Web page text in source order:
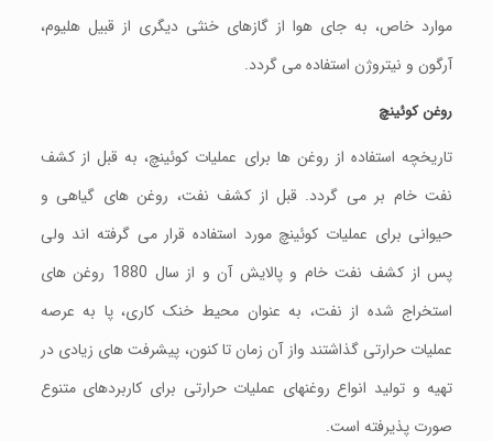
موارد خاص، به جای هوا از گازهای خنثی دیگری از قبیل هلیوم،
آرگون و نیتروژن استفاده می گردد.
روغن کوئینچ
تاریخچه استفاده از روغن ها برای عملیات کوئینچ، به قبل از کشف
نفت خام بر می گردد. قبل از کشف نفت، روغن های گیاهی و
حیوانی برای عملیات کوئینچ مورد استفاده قرار می گرفته اند ولی
پس از کشف نفت خام و پالایش آن و از سال 1880 روغن های
استخراج شده از نفت، به عنوان محیط خنک کاری، پا به عرصه
عملیات حرارتی گذاشتند واز آن زمان تا کنون، پیشرفت های زیادی در
تهیه و تولید انواع روغنهای عملیات حرارتی برای کاربردهای متنوع
صورت پذیرفته است.